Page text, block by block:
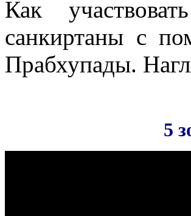
Как
санкиртаны с
Прабхупады.
5